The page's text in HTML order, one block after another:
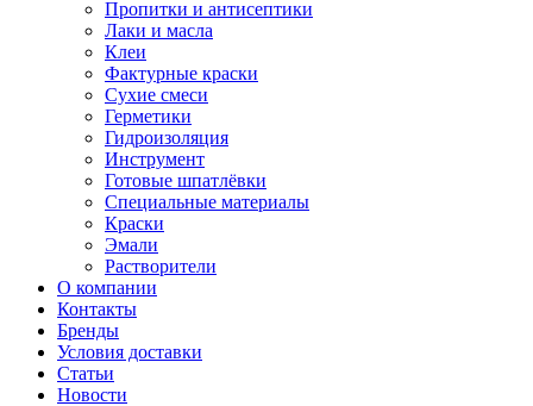
Пропитки и антисептики
Лаки и масла
Клеи
Фактурные краски
Сухие смеси
Герметики
Гидроизоляция
Инструмент
Готовые шпатлёвки
Специальные материалы
Краски
Эмали
Растворители
О компании
Контакты
Бренды
Условия доставки
Статьи
Новости